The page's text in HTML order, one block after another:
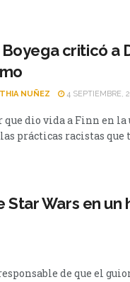
criticó a
NUÑEZ 4 SEPTIEMBRE,
que dio vida a Finn en
prácticas racistas que
Wars en un
de que el